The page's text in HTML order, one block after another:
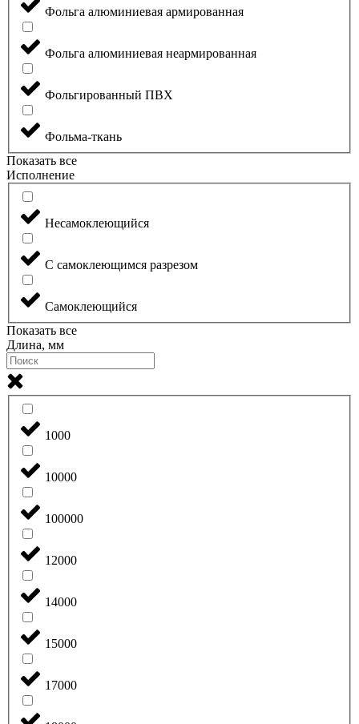
Фольга алюминиевая армированная
Фольга алюминиевая неармированная
Фольгированный ПВХ
Фольма-ткань
Показать все
Исполнение
Несамоклеющийся
С самоклеющимся разрезом
Самоклеющийся
Показать все
Длина, мм
1000
10000
100000
12000
14000
15000
17000